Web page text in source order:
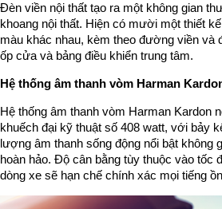
Đèn viền nội thất tạo ra một không gian
khoang nội thất. Hiện có mười một thiết
màu khác nhau, kèm theo đường viền và
ốp cửa và bảng điều khiển trung tâm.
Hệ thống âm thanh vòm Harman
Hệ thống âm thanh vòm Harman Kardon
khuếch đại kỹ thuật số 408 watt, với bảy
lượng âm thanh sống động nổi bật không
hoàn hảo. Độ cân bằng tùy thuộc vào tốc
dòng xe sẽ hạn chế chính xác mọi tiếng